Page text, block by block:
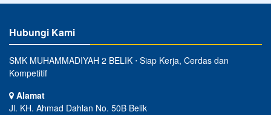
Hubungi Kami
SMK MUHAMMADIYAH 2 BELIK ⋅ Siap Kerja, Cerdas dan
Kompetitif
Alamat
Jl. KH. Ahmad Dahlan No. 50B Belik